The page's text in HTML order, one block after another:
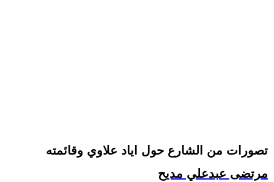
تصورات من الشارع حول اياد علاوي وقائمته
مرتضى عبدعلي مديح